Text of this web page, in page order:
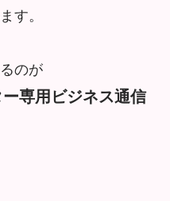
す。
のが
専用ビジネス通信